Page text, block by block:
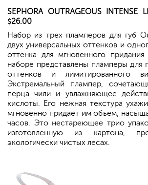
SEPHORA OUTRAGEOUS INTENSE
$26.00
Набор из трех пламперов для губ
двух универсальных оттенков и
оттенка для мгновенного
наборе представлены пламперы для
оттенков и лимитированного
Экстремальный плампер,
перца чили и увлажняющее
кислоты. Его нежная текстура
мгновенно придает им объем,
часов. Это нестареющее трио
изготовленную из картона,
экологически чистых лесах.